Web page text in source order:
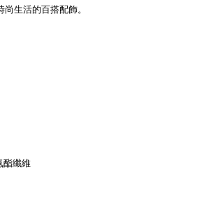
生活的百搭配飾。
酯纖維